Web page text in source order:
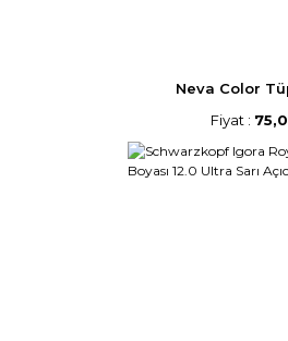
Neva Color
Fiyat :